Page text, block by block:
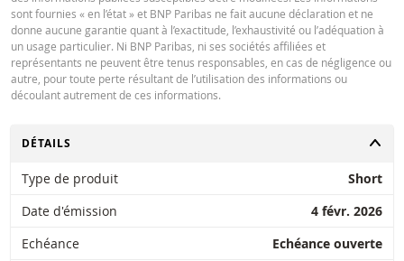
29 juil.
2026 18:35
journalière 0,35 131,01
29 juil.
2026 17:51
journalière 0,35 131,01
2026 17:50
27 juil.
133,375
27 juil.
sont fournies « en l’état » et BNP Paribas ne fait aucune déclaration et ne
donne aucune garantie quant à l’exactitude, l’exhaustivité ou l’adéquation à
un usage particulier. Ni BNP Paribas, ni ses sociétés affiliées et
représentants ne peuvent être tenus responsables, en cas de négligence ou
autre, pour toute perte résultant de l’utilisation des informations ou
découlant autrement de ces informations.
CHANGER
DÉTAILS
Type de produit
Short
Date d'émission
4 févr. 2026
Echéance
Echéance ouverte